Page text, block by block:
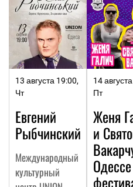
13 августа 19:00,
Чт
Евгений
Рыбчинский
Международный
культурный
14
Пт
Женя
и